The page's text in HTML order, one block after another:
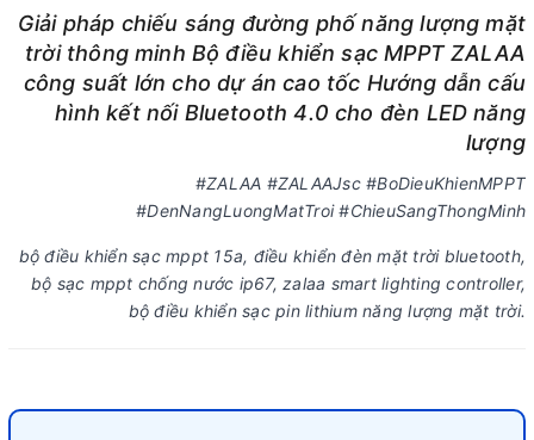
Giải pháp chiếu sáng đường phố năng lượng mặt
trời thông minh Bộ điều khiển sạc MPPT ZALAA
công suất lớn cho dự án cao tốc Hướng dẫn cấu
hình kết nối Bluetooth 4.0 cho đèn LED năng
lượng
#ZALAA #ZALAAJsc #BoDieuKhienMPPT
#DenNangLuongMatTroi #ChieuSangThongMinh
bộ điều khiển sạc mppt 15a, điều khiển đèn mặt trời bluetooth,
bộ sạc mppt chống nước ip67, zalaa smart lighting controller,
bộ điều khiển sạc pin lithium năng lượng mặt trời.